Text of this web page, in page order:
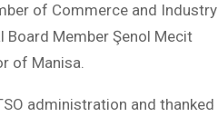
of Commerce and Industry
Board Member Şenol Mecit
of Manisa.
administration and thanked